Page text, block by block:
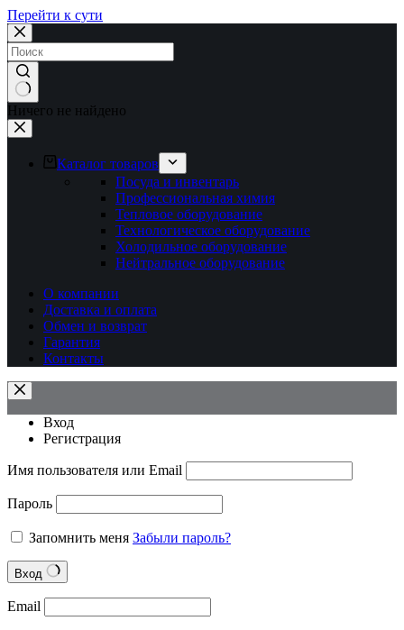
Перейти к сути
Ничего не найдено
Каталог товаров
Посуда и инвентарь
Профессиональная химия
Тепловое оборудование
Технологическое оборудование
Холодильное оборудование
Нейтральное оборудование
О компании
Доставка и оплата
Обмен и возврат
Гарантия
Контакты
Вход
Регистрация
Имя пользователя или Email
Пароль
Запомнить меня Забыли пароль?
Вход
Email